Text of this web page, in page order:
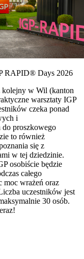
RAPID® Days 2026
kolejny w Wil (kanton
warsztaty IGP
czeka ponad
i
do proszkowego
to również
się z
w tej dziedzinie.
osobiście będzie
całego
moc wrażeń oraz
uczestników jest
30 osób.